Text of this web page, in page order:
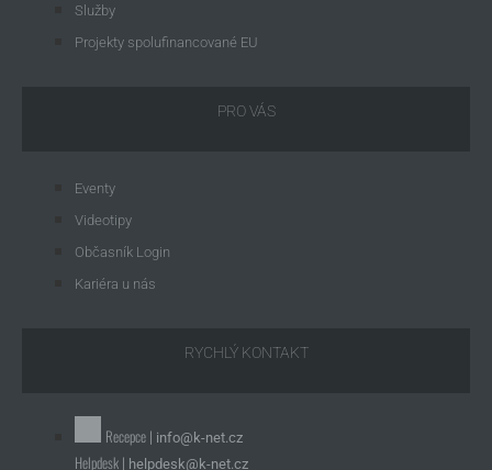
Služby
Projekty spolufinancované EU
PRO VÁS
Eventy
Videotipy
Občasník Login
Kariéra u nás
RYCHLÝ KONTAKT
Recepce | info@k-net.cz
Helpdesk | helpdesk@k-net.cz